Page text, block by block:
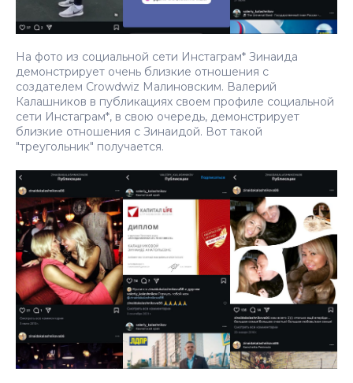
На фото из социальной сети Инстаграм* Зинаида
демонстрирует очень близкие отношения с
создателем Crowdwiz Малиновским. Валерий
Калашников в публикациях своем профиле социальной
сети Инстаграм*, в свою очередь, демонстрирует
близкие отношения с Зинаидой. Вот такой
"треугольник" получается.